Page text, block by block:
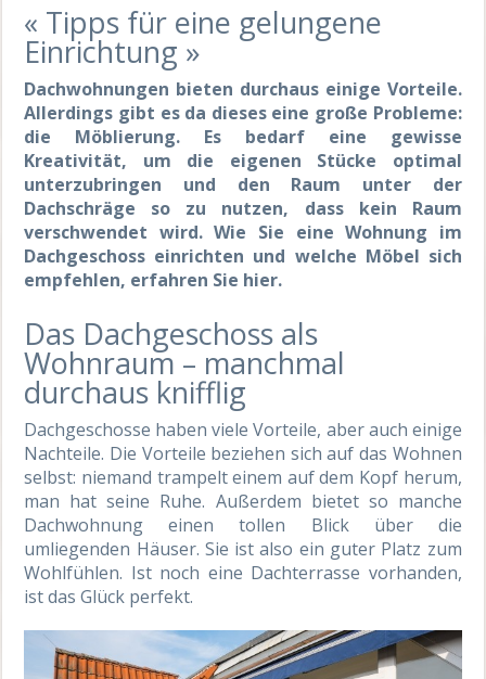
« Tipps für eine gelungene
Einrichtung »
Dachwohnungen bieten durchaus einige Vorteile.
Allerdings gibt es da dieses eine große Probleme:
die Möblierung. Es bedarf eine gewisse
Kreativität, um die eigenen Stücke optimal
unterzubringen und den Raum unter der
Dachschräge so zu nutzen, dass kein Raum
verschwendet wird. Wie Sie eine Wohnung im
Dachgeschoss einrichten und welche Möbel sich
empfehlen, erfahren Sie hier.
Das Dachgeschoss als
Wohnraum – manchmal
durchaus knifflig
Dachgeschosse haben viele Vorteile, aber auch einige
Nachteile. Die Vorteile beziehen sich auf das Wohnen
selbst: niemand trampelt einem auf dem Kopf herum,
man hat seine Ruhe. Außerdem bietet so manche
Dachwohnung einen tollen Blick über die
umliegenden Häuser. Sie ist also ein guter Platz zum
Wohlfühlen. Ist noch eine Dachterrasse vorhanden,
ist das Glück perfekt.